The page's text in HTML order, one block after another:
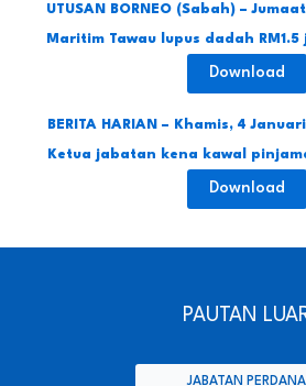
UTUSAN BORNEO (Sabah) –
Maritim Tawau lupus dadah RM1.5
Download
BERITA HARIAN – Khamis, 4
Ketua jabatan kena kawal
Download
PAUTAN
JABATAN PERDANA